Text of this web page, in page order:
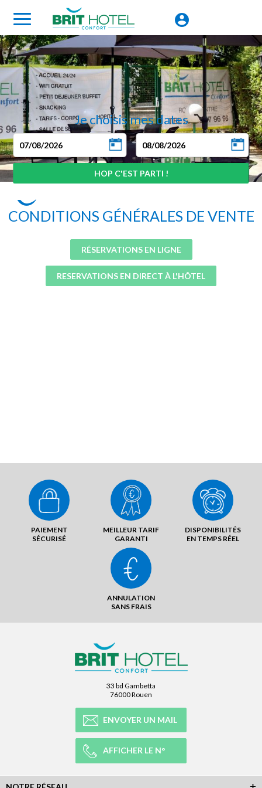
Je choisis mes dates
CONDITIONS GÉNÉRALES DE VENTE
RÉSERVATIONS EN LIGNE
RESERVATIONS EN DIRECT À L'HÔTEL
PAIEMENT
SÉCURISÉ
MEILLEUR TARIF
GARANTI
DISPONIBILITÉS
EN TEMPS RÉEL
ANNULATION
SANS FRAIS
33 bd Gambetta
76000 Rouen
ENVOYER UN MAIL
AFFICHER LE N°